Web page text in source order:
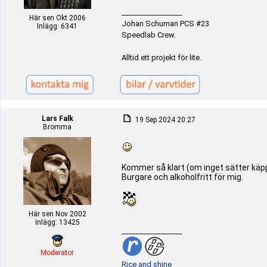
Här sen Okt 2006
Inlägg: 6341
Johan Schuman PCS #23
Speedlab Crew.
Alltid ett projekt för lite.
Lars Falk
Bromma
Här sen Nov 2002
Inlägg: 13425
Moderator
19 Sep 2024 20:27
Kommer så klart (om inget sätter
Burgare och alkoholfritt för mig.
Rice and shine